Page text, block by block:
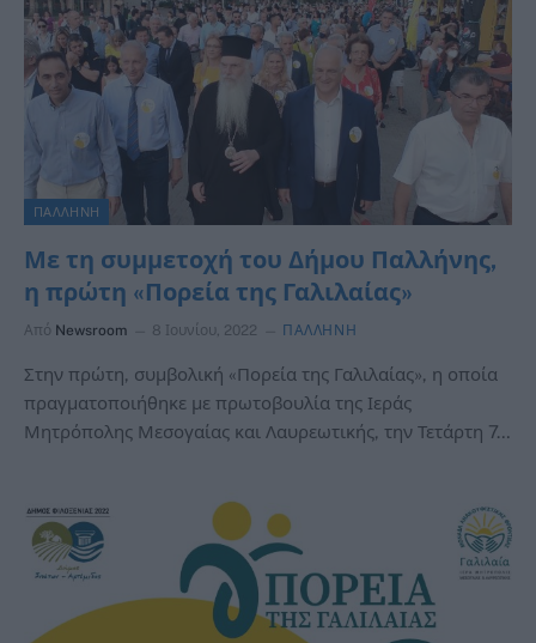
ΠΑΛΛΗΝΗ
Με τη συμμετοχή του Δήμου Παλλήνης,
η πρώτη «Πορεία της Γαλιλαίας»
Από Newsroom 8 Ιουνίου, 2022 ΠΑΛΛΗΝΗ
Στην πρώτη, συμβολική «Πορεία της Γαλιλαίας», η οποία
πραγματοποιήθηκε με πρωτοβουλία της Ιεράς
Μητρόπολης Μεσογαίας και Λαυρεωτικής, την Τετάρτη 7…